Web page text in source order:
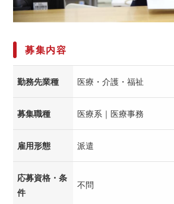
募集内容
勤務先業種 医療・介護・福祉
募集職種 医療系｜医療事務
雇用形態 派遣
応募資格・条
件
不問